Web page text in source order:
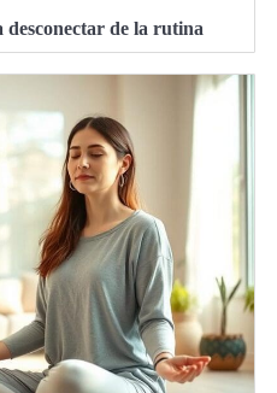
desconectar de la rutina